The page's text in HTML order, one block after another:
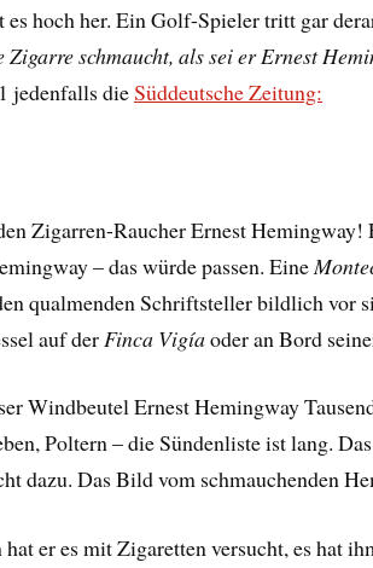
es hoch her. Ein Golf-Spieler tritt gar
Zigarre schmaucht, als sei er Ernest
jedenfalls dieSüddeutsche Zeitung:
Zigarren-Raucher Ernest Hemingway!
– das würde passen. Eine
qualmenden Schriftsteller bildlich vor
auf der Finca Vigíaoder an Bord
Windbeutel Ernest Hemingway
Poltern – die Sündenliste ist lang.
dazu. Das Bild vom schmauchenden
er es mit Zigaretten versucht, es hat